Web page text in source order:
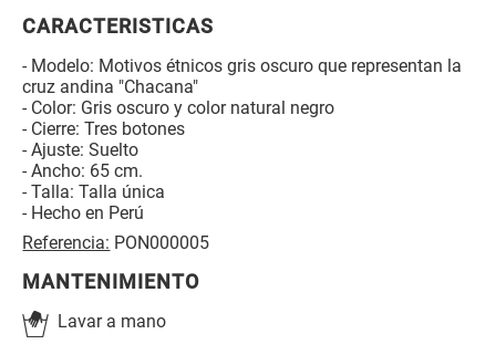
CARACTERISTICAS
- Modelo: Motivos étnicos gris oscuro que representan la
cruz andina "Chacana"
- Color: Gris oscuro y color natural negro
- Cierre: Tres botones
- Ajuste: Suelto
- Ancho: 65 cm.
- Talla: Talla única
- Hecho en Perú
Referencia: PON000005
MANTENIMIENTO
Lavar a mano